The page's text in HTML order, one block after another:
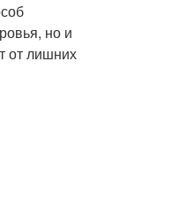
но и
от лишних